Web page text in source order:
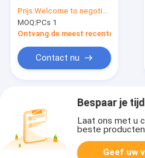
Kwartssteen en Zand
Prijs:Welcome to negotiated
MOQ:PCs 1
Ontvang de meest recente Prijs
Contact nu
Bespaar je tijd
Laat ons met u
beste
Geef uw